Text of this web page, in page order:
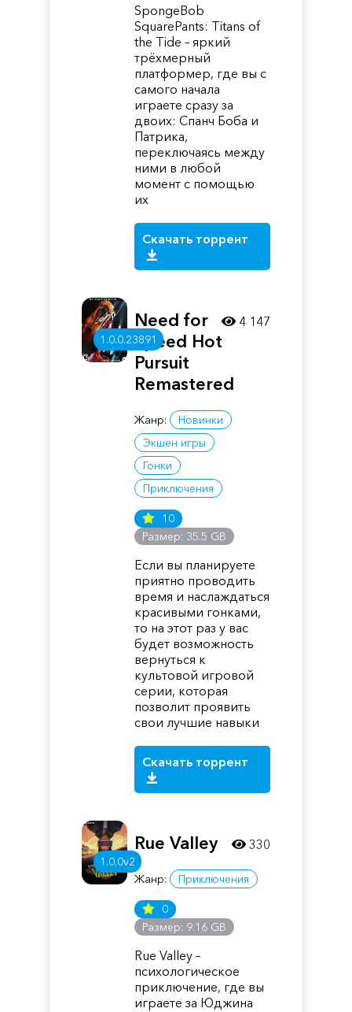
SpongeBob
SquarePants: Titans of
the Tide – яркий
трёхмерный
платформер, где вы с
самого начала
играете сразу за
двоих: Спанч Боба и
Патрика,
переключаясь между
ними в любой
момент с помощью
их
Скачать торрент
1.0.0.23891
Need for
Speed Hot
Pursuit
Remastered
Жанр:
Новинки
Экшен игры
Гонки
Приключения
10
Размер: 35.5 GB
Если вы планируете
приятно проводить
время и наслаждаться
красивыми гонками,
то на этот раз у вас
будет возможность
вернуться к
культовой игровой
серии, которая
позволит проявить
свои лучшие навыки
Скачать торрент
4 147
1.0.0v2
Rue Valley
Жанр: Приключения
0
Размер: 9.16 GB
Rue Valley –
психологическое
приключение, где вы
играете за Юджина
330